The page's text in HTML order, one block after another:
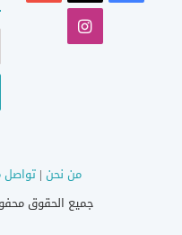
انستقرام
من نحن |تواصل
جميع الحقوق محفوظة